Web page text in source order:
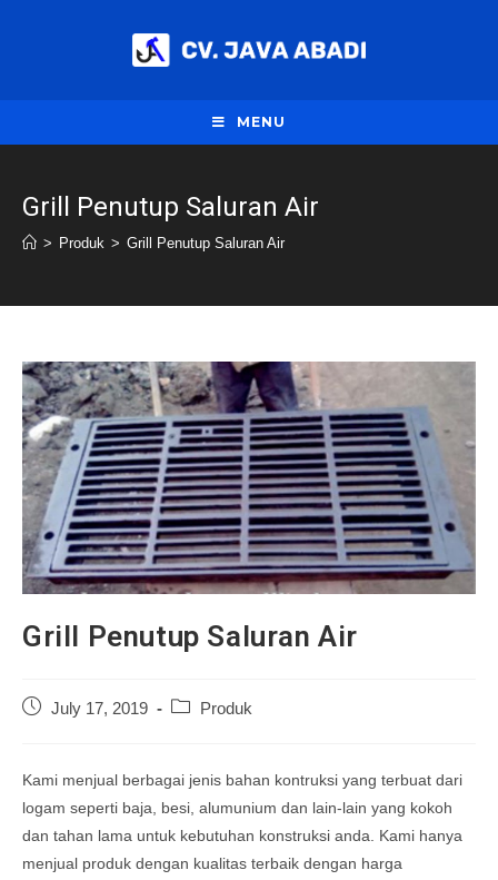
MENU
Grill Penutup Saluran Air
> Produk > Grill Penutup Saluran Air
Grill Penutup Saluran Air
Post July 17, 2019
Post Produk
Kami menjual berbagai jenis bahan kontruksi yang terbuat dari
logam seperti baja, besi, alumunium dan lain-lain yang kokoh
dan tahan lama untuk kebutuhan konstruksi anda. Kami hanya
menjual produk dengan kualitas terbaik dengan harga